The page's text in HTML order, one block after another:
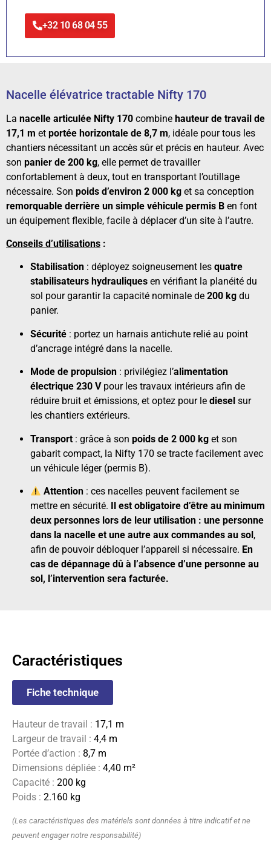
+32 10 68 04 55
Nacelle élévatrice tractable Nifty 170
La nacelle articulée Nifty 170 combine hauteur de travail de
17,1 m et portée horizontale de 8,7 m, idéale pour tous les
chantiers nécessitant un accès sûr et précis en hauteur. Avec
son panier de 200 kg, elle permet de travailler
confortablement à deux, tout en transportant l’outillage
nécessaire. Son poids d’environ 2 000 kg et sa conception
remorquable derrière un simple véhicule permis B en font
un équipement flexible, facile à déplacer d’un site à l’autre.
Conseils d’utilisations :
Stabilisation : déployez soigneusement les quatre
stabilisateurs hydrauliques en vérifiant la planéité du
sol pour garantir la capacité nominale de 200 kg du
panier.
Sécurité : portez un harnais antichute relié au point
d’ancrage intégré dans la nacelle.
Mode de propulsion : privilégiez l’alimentation
électrique 230 Vpour les travaux intérieurs afin de
réduire bruit et émissions, et optez pour le diesel sur
les chantiers extérieurs.
Transport : grâce à son poids de 2 000 kg et son
gabarit compact, la Nifty 170 se tracte facilement avec
un véhicule léger (permis B).
Attention : ces nacelles peuvent facilement se
mettre en sécurité. Il est obligatoire d’être au minimum
deux personnes lors de leur utilisation : une personne
dans la nacelle et une autre aux commandes au sol,
afin de pouvoir débloquer l’appareil si nécessaire. En
cas de dépannage dû à l’absence d’une personne au
sol, l’intervention sera facturée.
Caractéristiques
Fiche technique
Hauteur de travail : 17,1 m
Largeur de travail : 4,4 m
Portée d’action : 8,7 m
Dimensions dépliée : 4,40 m²
Capacité : 200 kg
Poids : 2.160 kg
(Les caractéristiques des matériels sont données à titre indicatif et ne
peuvent engager notre responsabilité)